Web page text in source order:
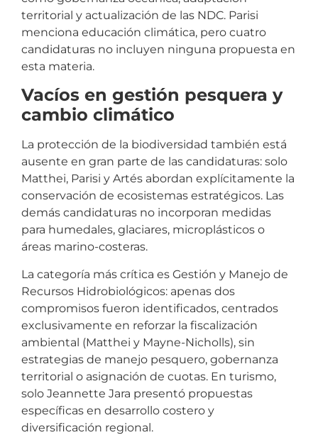
territorial y actualización de las NDC. Parisi
menciona educación climática, pero cuatro
candidaturas no incluyen ninguna propuesta en
esta materia.
Vacíos en gestión pesquera y
cambio climático
La protección de la biodiversidad también está
ausente en gran parte de las candidaturas: solo
Matthei, Parisi y Artés abordan explícitamente la
conservación de ecosistemas estratégicos. Las
demás candidaturas no incorporan medidas
para humedales, glaciares, microplásticos o
áreas marino-costeras.
La categoría más crítica es Gestión y Manejo de
Recursos Hidrobiológicos: apenas dos
compromisos fueron identificados, centrados
exclusivamente en reforzar la fiscalización
ambiental (Matthei y Mayne-Nicholls), sin
estrategias de manejo pesquero, gobernanza
territorial o asignación de cuotas. En turismo,
solo Jeannette Jara presentó propuestas
específicas en desarrollo costero y
diversificación regional.